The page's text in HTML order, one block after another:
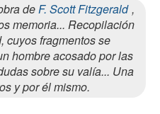
deF. Scott Fitzgerald ,
memoria... Recopilación
cuyos fragmentos se
hombre acosado por las
sobre su valía... Una
y por él mismo.